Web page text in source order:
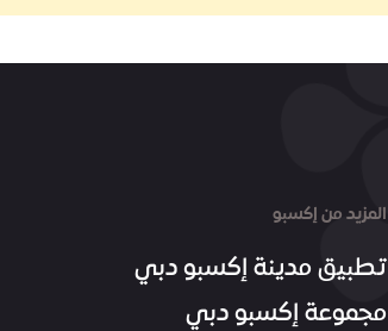
المزيد من إكسبو
تطبيق مدينة إكسبو دبي
مجموعة إكسبو دبي